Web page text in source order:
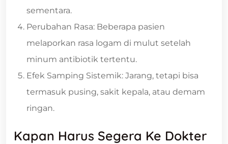
sementara.
Perubahan Rasa: Beberapa pasien
melaporkan rasa logam di mulut setelah
minum antibiotik tertentu.
Efek Samping Sistemik: Jarang, tetapi bisa
termasuk pusing, sakit kepala, atau demam
ringan.
Kapan Harus Segera Ke Dokter